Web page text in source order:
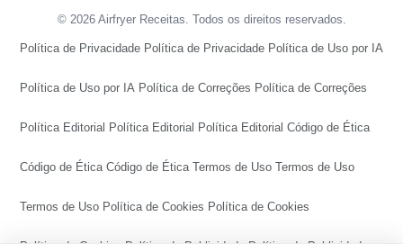
© 2026 Airfryer Receitas. Todos os direitos reservados.
Política de Privacidade Política de Privacidade Política de Uso por IA
Política de Uso por IA Política de Correções Política de Correções
Política Editorial Política Editorial Política Editorial Código de Ética
Código de Ética Código de Ética Termos de Uso Termos de Uso
Termos de Uso Política de Cookies Política de Cookies